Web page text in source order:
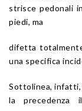
strisce pedonali
piedi, ma
difetta
una specifica
Sottolinea, infatti,
la precedenza